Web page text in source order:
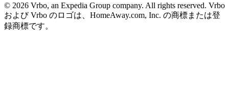
© 2026 Vrbo, an Expedia Group company. All rights reserved. Vrbo
および Vrbo のロゴは、HomeAway.com, Inc. の商標または登
録商標です。